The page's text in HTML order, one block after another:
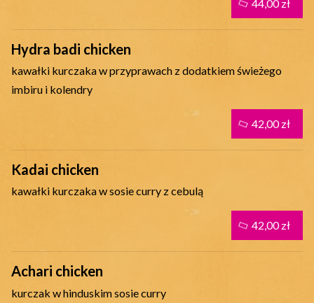
Hydra badi chicken
kawałki kurczaka w przyprawach z dodatkiem świeżego
imbiru i kolendry
Kadai chicken
kawałki kurczaka w sosie curry z cebulą
Achari chicken
kurczak w hinduskim sosie curry